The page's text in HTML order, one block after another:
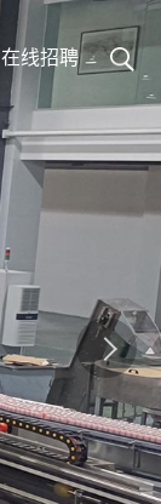
在线招聘